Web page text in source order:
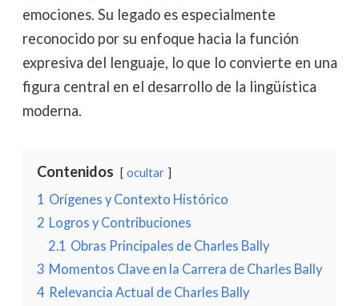
emociones. Su legado es especialmente
reconocido por su enfoque hacia la función
expresiva del lenguaje, lo que lo convierte en una
figura central en el desarrollo de la lingüística
moderna.
Contenidos ocultar
1 Orígenes y Contexto Histórico
2 Logros y Contribuciones
2.1 Obras Principales de Charles Bally
3 Momentos Clave en la Carrera de Charles Bally
4 Relevancia Actual de Charles Bally